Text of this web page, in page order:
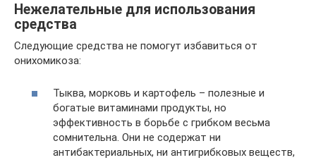
Нежелательные для использования
средства
Следующие средства не помогут избавиться от
онихомикоза:
Тыква, морковь и картофель – полезные и
богатые витаминами продукты, но
эффективность в борьбе с грибком весьма
сомнительна. Они не содержат ни
антибактериальных, ни антигрибковых веществ,